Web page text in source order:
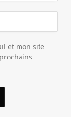
et mon site